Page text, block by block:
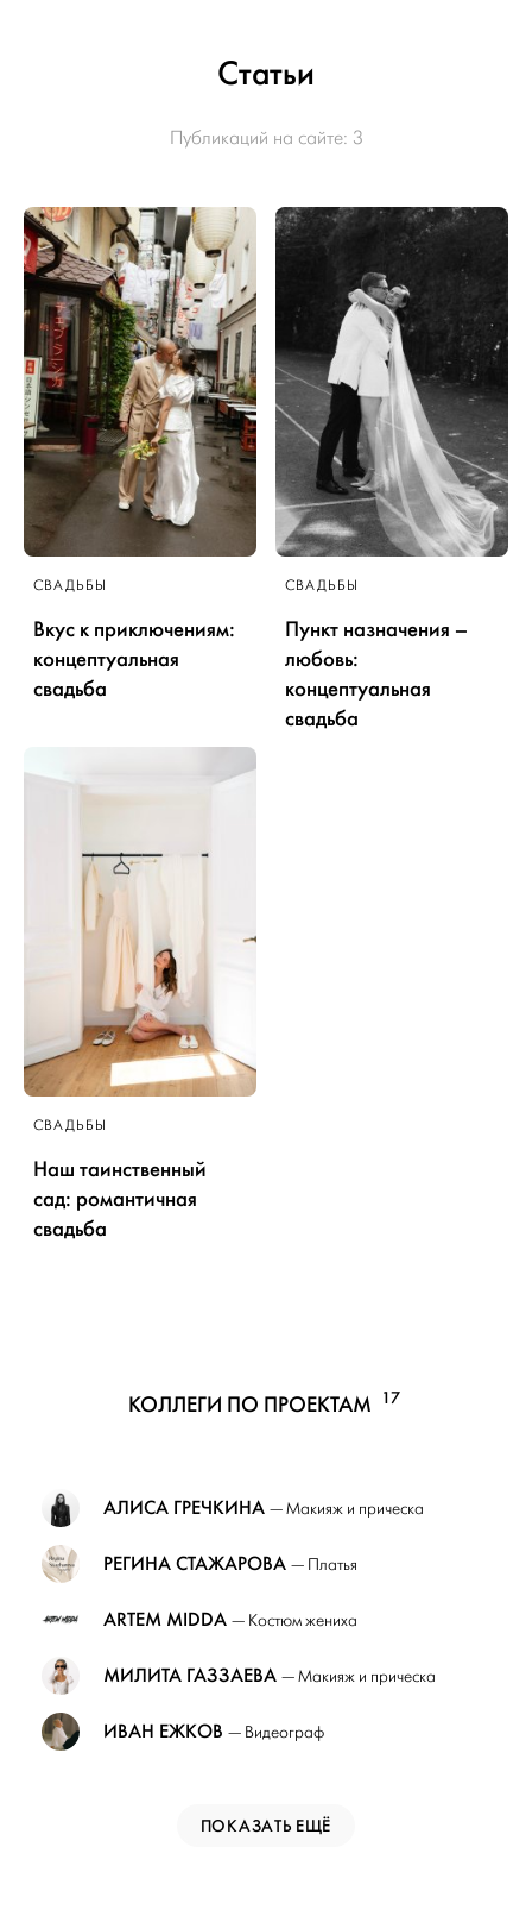
Статьи
Публикаций на сайте: 3
СВАДЬБЫ
Вкус к приключениям:
концептуальная
свадьба
СВАДЬБЫ
Пункт назначения –
любовь:
концептуальная
свадьба
СВАДЬБЫ
Наш таинственный
сад: романтичная
свадьба
КОЛЛЕГИ ПО ПРОЕКТАМ 17
АЛИСА ГРЕЧКИНА — Макияж и прическа
РЕГИНА СТАЖАРОВА — Платья
ARTEM MIDDA — Костюм жениха
МИЛИТА ГАЗЗАЕВА — Макияж и прическа
ИВАН ЕЖКОВ — Видеограф
ПОКАЗАТЬ ЕЩЁ